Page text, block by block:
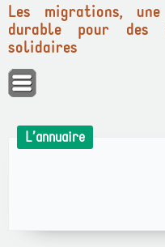
Panneau de gestion des cookies
Les migrations,
durable pour des
solidaires
L’annuaire